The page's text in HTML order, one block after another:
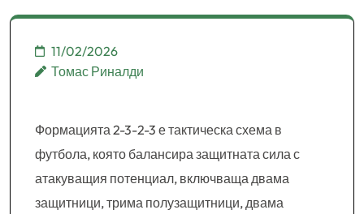
11/02/2026
Томас Риналди
Формацията 2-3-2-3 е тактическа схема в
футбола, която балансира защитната сила с
атакуващия потенциал, включваща двама
защитници, трима полузащитници, двама